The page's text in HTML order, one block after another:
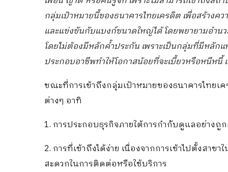
กลุ่มเป้าหมายนี้ของธนาคารไทยเครดิต เพื่อสร้าง
และแข่งขันกับแบงก์ขนาดใหญ่ได้ โดยพยายามอำน
โดยไม่ต้องมีหลักค้ำประกัน เพราะเป็นกลุ่มที่มีหลั
ประกอบอาชีพทำให้โอกาสน้อยที่จะเบี้ยวหรือหนีหนี้
ขณะที่การเข้าถึงกลุ่มเป้าหมายของธนาคารไทยเ
ต่างๆ อาทิ
1. การประกอบธุรกิจภายใต้การกำกับดูแลอย่างถู
2. การที่เข้าถึงได้ง่าย เนื่องจากการเข้าไปตั้งส
สะดวกในการติดต่อหรือใช้บริการ